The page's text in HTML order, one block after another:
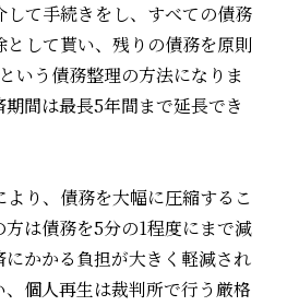
て手続きをし、すべての債務
として貰い、残りの債務を原則
いう債務整理の方法になりま
間は最長5年間まで延長でき
り、債務を大幅に圧縮するこ
方は債務を5分の1程度にまで減
にかかる負担が大きく軽減され
個人再生は裁判所で行う厳格